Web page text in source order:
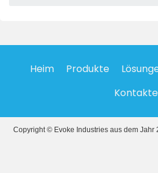
Heim Produkte
Kontakte
Copyright © Evoke Industries aus dem Jahr